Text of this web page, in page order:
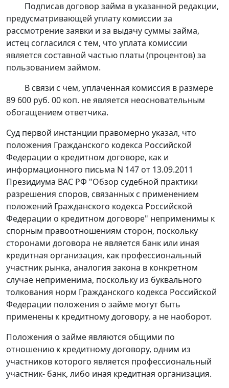
Подписав договор займа в указанной редакции,
предусматривающей уплату комиссии за
рассмотрение заявки и за выдачу суммы займа,
истец согласился с тем, что уплата комиссии
является составной частью платы (процентов) за
пользованием займом.
В связи с чем, уплаченная комиссия в размере
89 600 руб. 00 коп. не является неосновательным
обогащением ответчика.
Суд первой инстанции правомерно указал, что
положения Гражданского кодекса Российской
Федерации о кредитном договоре, как и
информационного письма N 147 от 13.09.2011
Президиума ВАС РФ "Обзор судебной практики
разрешения споров, связанных с применением
положений Гражданского кодекса Российской
Федерации о кредитном договоре" неприменимы к
спорным правоотношениям сторон, поскольку
сторонами договора не является банк или иная
кредитная организация, как профессиональный
участник рынка, аналогия закона в конкретном
случае неприменима, поскольку из буквального
толкования норм Гражданского кодекса Российской
Федерации положения о займе могут быть
применены к кредитному договору, а не наоборот.
Положения о займе являются общими по
отношению к кредитному договору, одним из
участников которого является профессиональный
участник- банк, либо иная кредитная организация.